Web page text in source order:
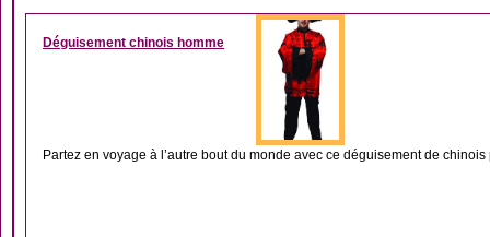
Déguisement chinois homme
Partez en voyage à l’autre bout du monde avec ce déguisement de chinois